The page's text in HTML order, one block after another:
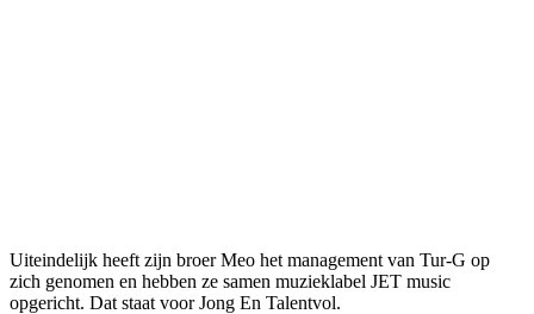
Uiteindelijk heeft zijn broer Meo het management van Tur-G op
zich genomen en hebben ze samen muzieklabel JET music
opgericht. Dat staat voor Jong En Talentvol.